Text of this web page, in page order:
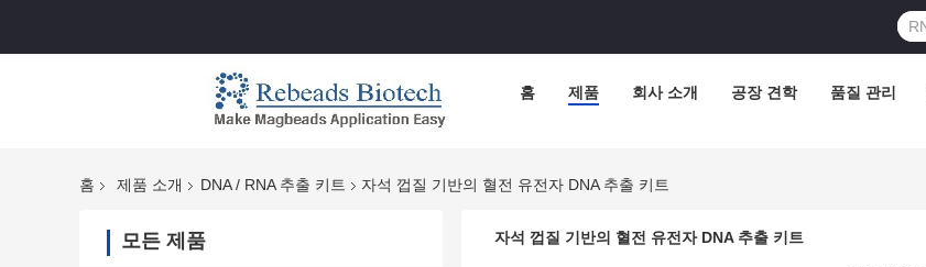
홈 제품 회사 소개 공장 견학 품질 관리
홈 제품 소개 DNA / RNA 추출 키트 자석 껍질 기반의 혈전 유전자 DNA 추출 키트
모든 제품 자석 껍질 기반의 혈전 유전자 DNA 추출 키트